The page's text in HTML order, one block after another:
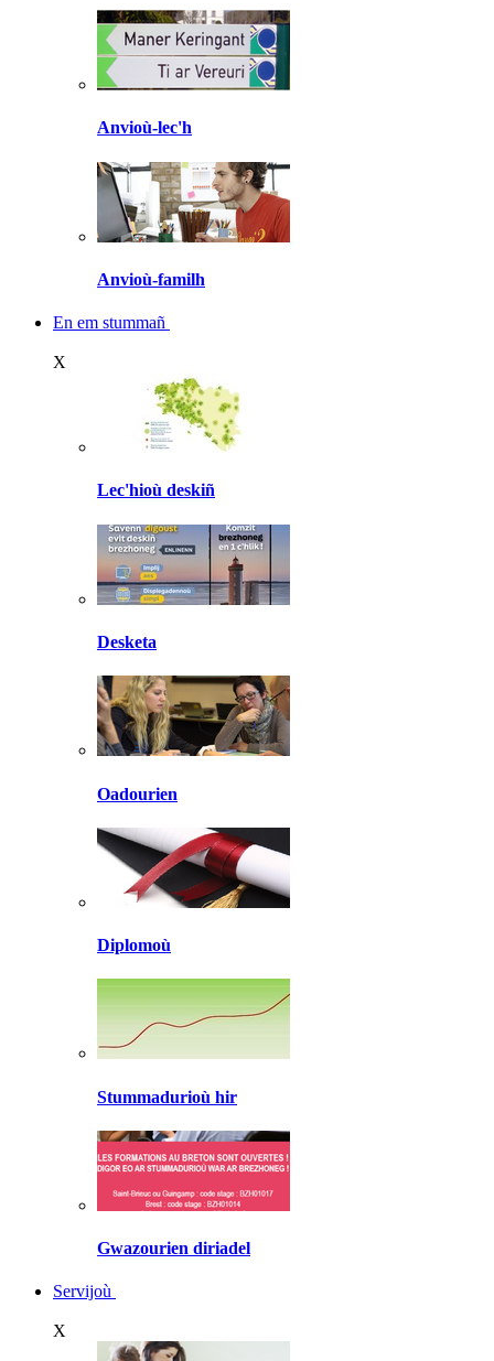
Anvioù-lec'h
Anvioù-familh
En em stummañ
X
Lec'hioù deskiñ
Desketa
Oadourien
Diplomoù
Stummadurioù hir
Gwazourien diriadel
Servijoù
X